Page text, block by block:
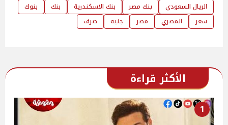
الريال السعودي بنك مصر بنك الاسكندرية بنك
بنوك
سعر
المصري مصر جنيه صرف
الأكثر قراءة
1